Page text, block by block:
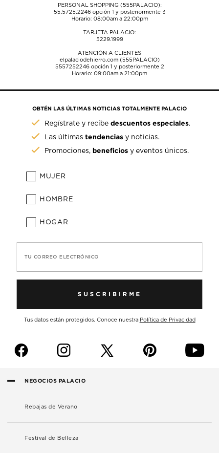
PERSONAL SHOPPING (555PALACIO):
55.5725.2246opción 1 y posteriormente 3
Horario: 08:00am a 22:00pm
TARJETA PALACIO:
5229.1999
ATENCIÓN A CLIENTES
elpalaciodehierro.com (555PALACIO)
5557252246opción 1 y posteriormente 2
Horario: 09:00am a 21:00pm
OBTÉN LAS ÚLTIMAS NOTICIAS TOTALMENTE PALACIO
Regístrate y recibedescuentos especiales.
Las últimastendencias y noticias.
Promociones, beneficios y eventos únicos.
MUJER
HOMBRE
HOGAR
TU CORREO ELECTRÓNICO
SUSCRIBIRME
Tus datos están protegidos. Conoce nuestra Política de Privacidad
f i p y
NEGOCIOS PALACIO
Rebajas de Verano
Festival de Belleza